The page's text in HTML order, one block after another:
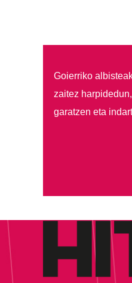
Goierriko
zaitez
garatzen eta